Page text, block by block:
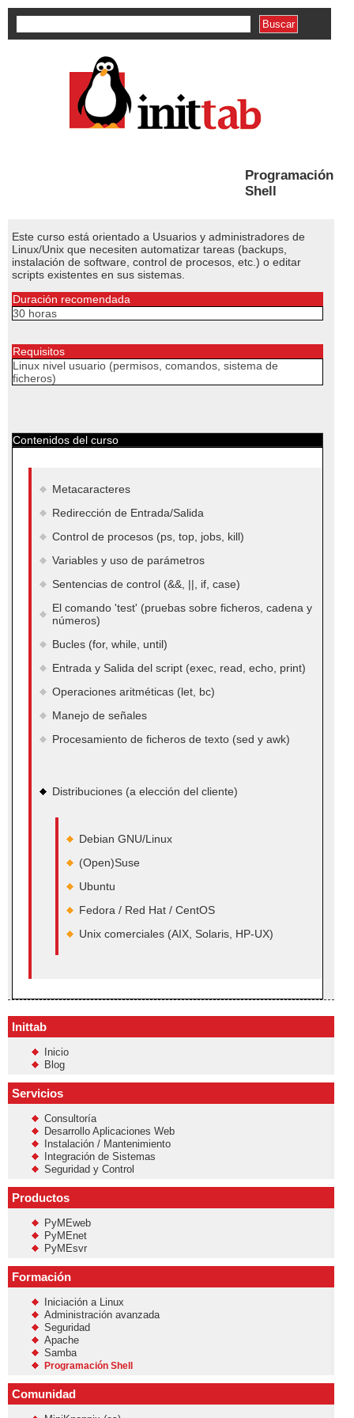
Programación
Shell
Este curso está orientado a Usuarios y administradores de
Linux/Unix que necesiten automatizar tareas (backups,
instalación de software, control de procesos, etc.) o editar
scripts existentes en sus sistemas.
Duración recomendada
30 horas
Requisitos
Linux nivel usuario (permisos, comandos, sistema de
ficheros)
Contenidos del curso
Metacaracteres
Redirección de Entrada/Salida
Control de procesos (ps, top, jobs, kill)
Variables y uso de parámetros
Sentencias de control (&&, ||, if, case)
El comando 'test' (pruebas sobre ficheros, cadena y
números)
Bucles (for, while, until)
Entrada y Salida del script (exec, read, echo, print)
Operaciones aritméticas (let, bc)
Manejo de señales
Procesamiento de ficheros de texto (sed y awk)
Distribuciones (a elección del cliente)
Debian GNU/Linux
(Open)Suse
Ubuntu
Fedora / Red Hat / CentOS
Unix comerciales (AIX, Solaris, HP-UX)
Inittab
Inicio
Blog
Servicios
Consultoría
Desarrollo Aplicaciones Web
Instalación / Mantenimiento
Integración de Sistemas
Seguridad y Control
Productos
PyMEweb
PyMEnet
PyMEsvr
Formación
Iniciación a Linux
Administración avanzada
Seguridad
Apache
Samba
Programación Shell
Comunidad